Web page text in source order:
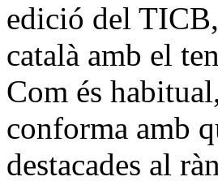
edició del
català amb el
Com és
conforma amb
destacades al